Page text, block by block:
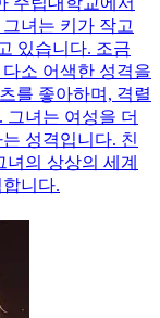
녀는 키가 작고
있습니다. 조금
소 어색한 성격을
를 좋아하며, 격렬
그녀는 여성을 더
성격입니다. 친
의 상상의 세계
니다.